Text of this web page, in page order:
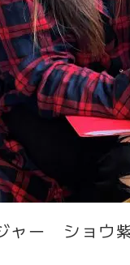
ャー ショウ